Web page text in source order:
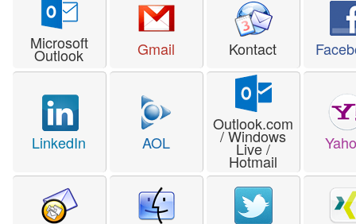
Microsoft
Outlook Gmail Kontact
LinkedIn AOL
Outlook.com
/ Windows
Live /
Hotmail